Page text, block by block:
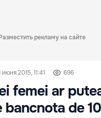
рекламу на сайте
июня 2015, 11:41 696
femei ar
bancnota de